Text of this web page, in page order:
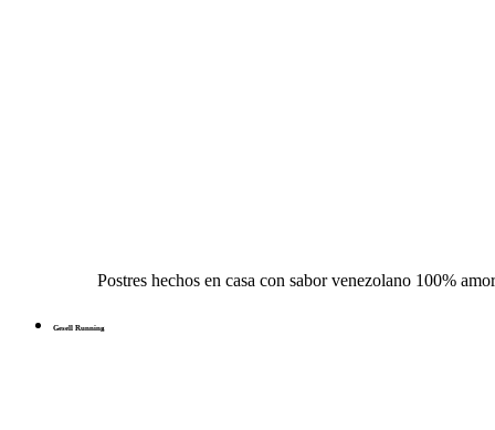
Postres hechos en casa con sabor venezolano 100% amor
Gesell Running